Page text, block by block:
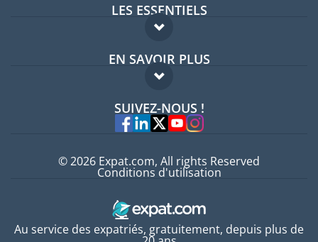
LES ESSENTIELS
Forum expatriés
Guides pays
EN SAVOIR PLUS
FAQ
Experts
SUIVEZ-NOUS !
Au service des expatriés, gratuitement, depuis plus de
© 2026 Expat.com, All rights Reserved
Conditions d'utilisation